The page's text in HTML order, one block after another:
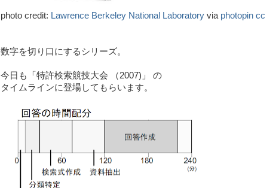
photo credit: Lawrence Berkeley National Laboratory via photopin cc
数字を切り口にするシリーズ。
今日も「特許検索競技大会 （2007)」 の
タイムラインに登場してもらいます。